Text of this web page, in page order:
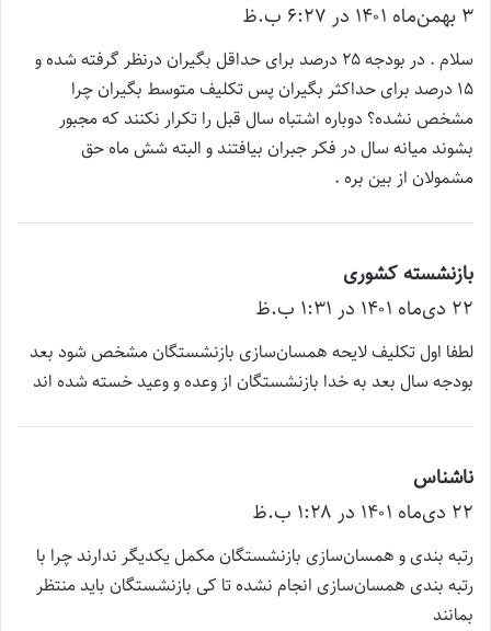
ف
ت
:
۳ بهمن‌ماه ۱۴۰۱ در ۶:۲۷ ب.ظ
سلام . در بودجه ۲۵ درصد برای حداقل بگیران درنظر گرفته شده و
۱۵ درصد برای حداکثر بگیران پس تکلیف متوسط بگیران چرا
مشخص نشده؟ دوباره اشتباه سال قبل را تکرار نکنند که مجبور
بشوند میانه سال در فکر جبران بیافتند و البته شش ماه حق
مشمولان از بین بره .
بازنشسته کشوری
ف
ت
:
۲۲ دی‌ماه ۱۴۰۱ در ۱:۳۱ ب.ظ
لطفا اول تکلیف لایحه همسان‌سازی بازنشستگان مشخص شود بعد
بودجه سال بعد به خدا بازنشستگان از وعده و وعید خسته شده اند
ناشناس
ف
ت
:
۲۲ دی‌ماه ۱۴۰۱ در ۱:۲۸ ب.ظ
رتبه بندی و همسان‌سازی بازنشستگان مکمل یکدیگر ندارند چرا با
رتبه بندی همسان‌سازی انجام نشده تا کی بازنشستگان باید منتظر
بمانند